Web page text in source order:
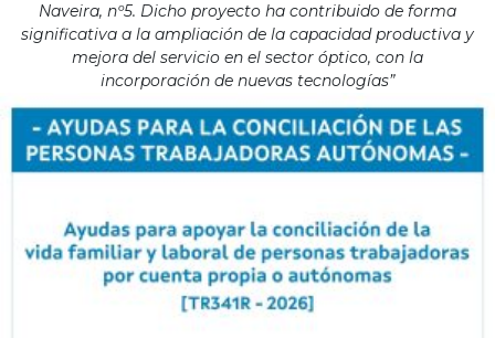
Naveira, nº5. Dicho proyecto ha contribuido de forma
significativa a la ampliación de la capacidad productiva y
mejora del servicio en el sector óptico, con la
incorporación de nuevas tecnologías”